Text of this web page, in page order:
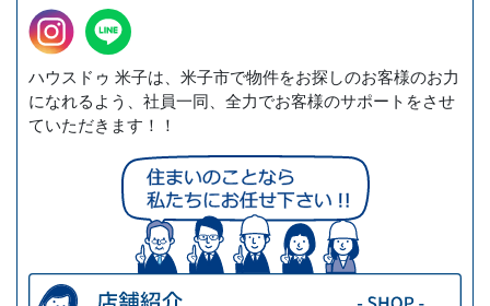
ハウスドゥ 米子は、米子市で物件をお探しのお客様のお力
になれるよう、社員一同、全力でお客様のサポートをさせ
ていただきます！！